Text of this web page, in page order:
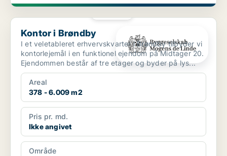
Kontor i Brøndby
Kontor i Brøndby
I et veletableret erhvervskvarter i Brøndby tilbyder vi
kontorlejemål i en funktionel ejendom på Midtager 20.
Ejendommen består af tre etager og byder på lys...
Areal
378 - 6.009 m2
Pris pr. md.
Ikke angivet
Område